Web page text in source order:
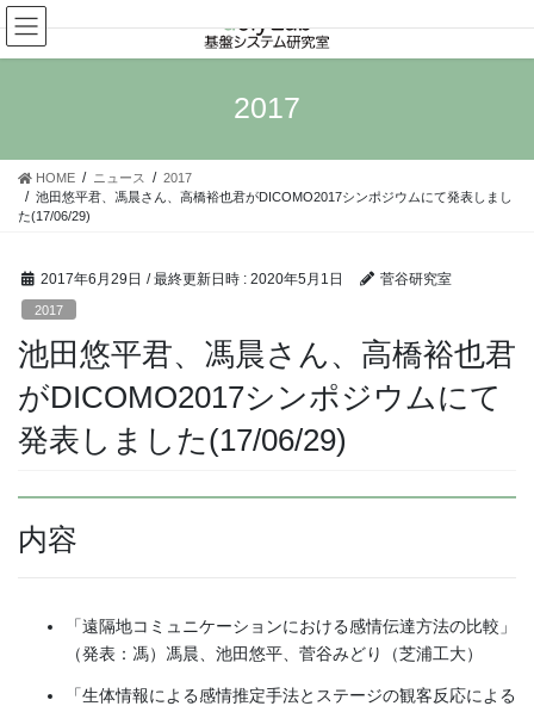
コ
ン
テ
ス
ナ
ビ
ゲ
ン
2017
HOME ニュース
2017
池田悠平君、馮晨さん、高橋裕也君がDICOMO2017シンポジウムにて発表しまし
た(17/06/29)
2017年6月29日 / 最終更新日時 : 2020年5月1日 菅谷研究室
2017
池田悠平君、馮晨さん、高橋裕也君
がDICOMO2017シンポジウムにて
発表しました(17/06/29)
内容
「遠隔地コミュニケーションにおける感情伝達方法の比較」
（発表：馮）馮晨、池田悠平、菅谷みどり（芝浦工大）
「生体情報による感情推定手法とステージの観客反応による